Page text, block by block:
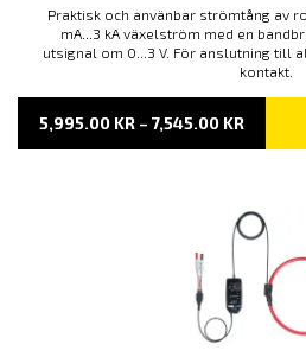
Praktisk och använbar strömtång av
mA...3 kA växelström med en
utsignal om 0...3 V. För anslutning till
kontakt.
5,995.00 KR – 7,545.00 KR
TILL